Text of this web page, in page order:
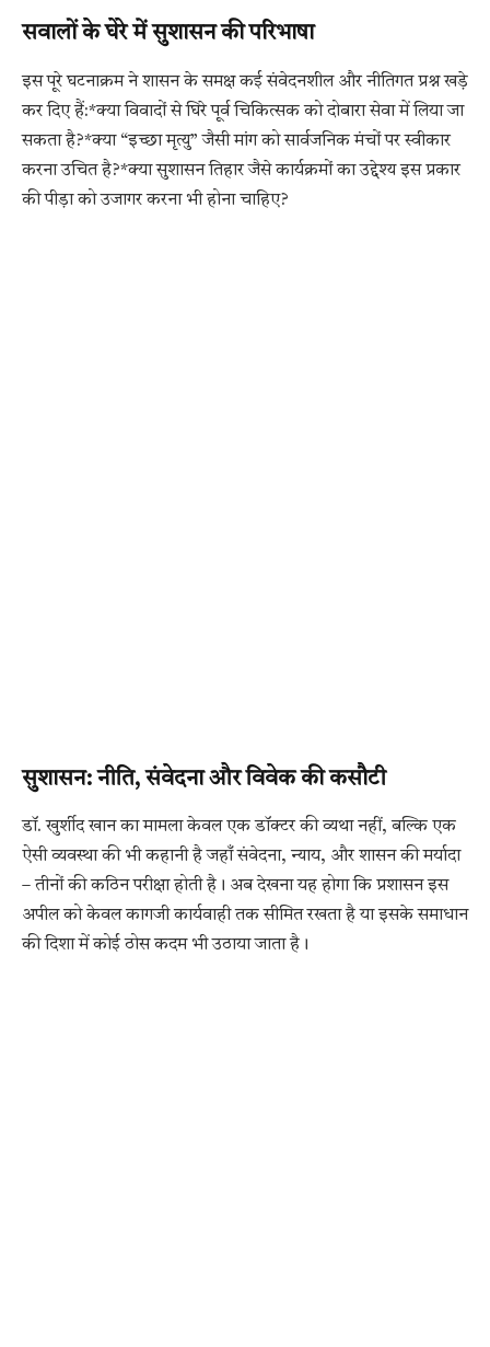
सवालों के घेरे में सुशासन की परिभाषा
इस पूरे घटनाक्रम ने शासन के समक्ष कई संवेदनशील और नीतिगत प्रश्न खड़े
कर दिए हैं:*क्या विवादों से घिरे पूर्व चिकित्सक को दोबारा सेवा में लिया जा
सकता है?*क्या “इच्छा मृत्यु” जैसी मांग को सार्वजनिक मंचों पर स्वीकार
करना उचित है?*क्या सुशासन तिहार जैसे कार्यक्रमों का उद्देश्य इस प्रकार
की पीड़ा को उजागर करना भी होना चाहिए?
सुशासन: नीति, संवेदना और विवेक की कसौटी
डॉ. खुर्शीद खान का मामला केवल एक डॉक्टर की व्यथा नहीं, बल्कि एक
ऐसी व्यवस्था की भी कहानी है जहाँ संवेदना, न्याय, और शासन की मर्यादा
– तीनों की कठिन परीक्षा होती है। अब देखना यह होगा कि प्रशासन इस
अपील को केवल कागजी कार्यवाही तक सीमित रखता है या इसके समाधान
की दिशा में कोई ठोस कदम भी उठाया जाता है।